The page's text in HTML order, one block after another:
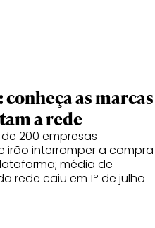
conheça as marcas
a rede
200 empresas
irão interromper a compra
média de
rede caiu em 1º de julho